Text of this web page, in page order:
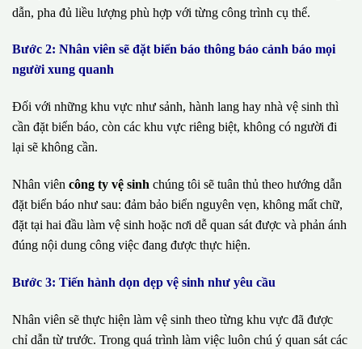
dẫn, pha đủ liều lượng phù hợp với từng công trình cụ thể.
Bước 2: Nhân viên sẽ đặt biển báo thông báo cảnh báo mọi
người xung quanh
Đối với những khu vực như sảnh, hành lang hay nhà vệ sinh thì
cần đặt biển báo, còn các khu vực riêng biệt, không có người đi
lại sẽ không cần.
Nhân viên công ty vệ sinh chúng tôi sẽ tuân thủ theo hướng dẫn
đặt biển báo như sau: đảm bảo biển nguyên vẹn, không mất chữ,
đặt tại hai đầu làm vệ sinh hoặc nơi dễ quan sát được và phản ánh
đúng nội dung công việc đang được thực hiện.
Bước 3: Tiến hành dọn dẹp vệ sinh như yêu cầu
Nhân viên sẽ thực hiện làm vệ sinh theo từng khu vực đã được
chỉ dẫn từ trước. Trong quá trình làm việc luôn chú ý quan sát các